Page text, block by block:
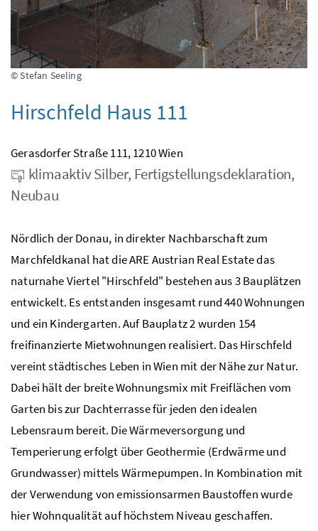
© Stefan Seeling
Hirschfeld Haus 111
Gerasdorfer Straße 111, 1210 Wien
klimaaktiv Silber, Fertigstellungsdeklaration,
Neubau
Nördlich der Donau, in direkter Nachbarschaft zum
Marchfeldkanal hat die ARE Austrian Real Estate das
naturnahe Viertel "Hirschfeld" bestehen aus 3 Bauplätzen
entwickelt. Es entstanden insgesamt rund 440 Wohnungen
und ein Kindergarten. Auf Bauplatz 2 wurden 154
freifinanzierte Mietwohnungen realisiert. Das Hirschfeld
vereint städtisches Leben in Wien mit der Nähe zur Natur.
Dabei hält der breite Wohnungsmix mit Freiflächen vom
Garten bis zur Dachterrasse für jeden den idealen
Lebensraum bereit. Die Wärmeversorgung und
Temperierung erfolgt über Geothermie (Erdwärme und
Grundwasser) mittels Wärmepumpen. In Kombination mit
der Verwendung von emissionsarmen Baustoffen wurde
hier Wohnqualität auf höchstem Niveau geschaffen.